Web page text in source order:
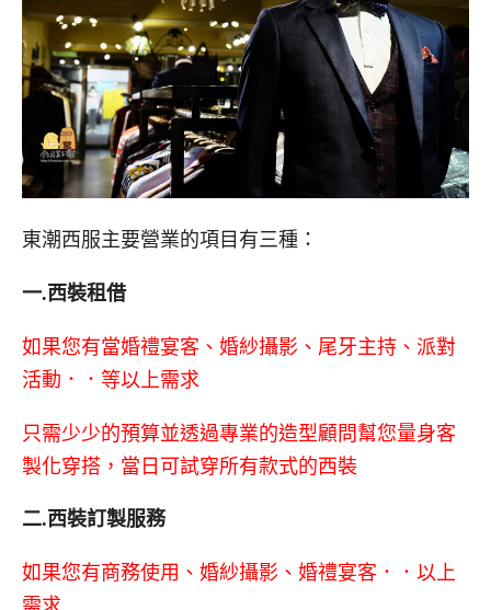
東潮西服主要營業的項目有三種：
一.西裝租借
如果您有當婚禮宴客、婚紗攝影、尾牙主持、派對
活動．．等以上需求
只需少少的預算並透過專業的造型顧問幫您量身客
製化穿搭，當日可試穿所有款式的西裝
二.西裝訂製服務
如果您有商務使用、婚紗攝影、婚禮宴客．．以上